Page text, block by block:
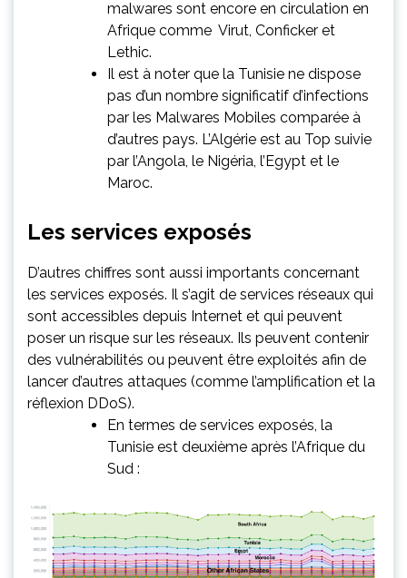
malwares sont encore en circulation en
Afrique comme Virut, Conficker et
Lethic.
Il est à noter que la Tunisie ne dispose
pas d’un nombre significatif d’infections
par les Malwares Mobiles comparée à
d’autres pays. L’Algérie est au Top suivie
par l’Angola, le Nigéria, l’Egypt et le
Maroc.
Les services exposés
D’autres chiffres sont aussi importants concernant
les services exposés. Il s’agit de services réseaux qui
sont accessibles depuis Internet et qui peuvent
poser un risque sur les réseaux. Ils peuvent contenir
des vulnérabilités ou peuvent être exploités afin de
lancer d’autres attaques (comme l’amplification et la
réflexion DDoS).
En termes de services exposés, la
Tunisie est deuxième après l’Afrique du
Sud :